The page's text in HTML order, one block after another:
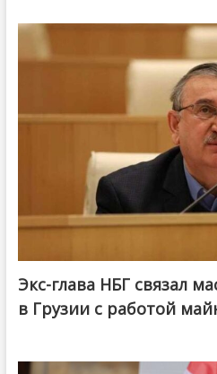
Экс-глава НБГ связал
в Грузии с работой